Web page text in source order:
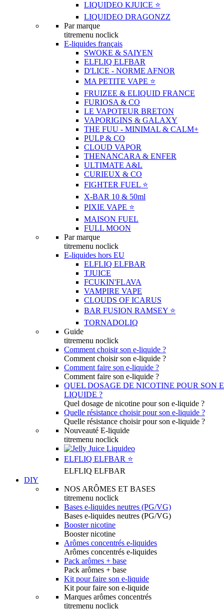
LIQUIDEO KJUICE ⭐️
LIQUIDEO DRAGONZZ
Par marque
titremenu noclick
E-liquides français
SWOKE & SAIYEN
ELFLIQ ELFBAR
D'LICE - NORME AFNOR
MA PETITE VAPE ⭐️
FRUIZEE & ELIQUID FRANCE
FURIOSA & CO
LE VAPOTEUR BRETON
VAPORIGINS & GALAXY
THE FUU - MINIMAL & CALM+
PULP & CO
CLOUD VAPOR
THENANCARA & ENFER
ULTIMATE A&L
CURIEUX & CO
FIGHTER FUEL ⭐️
X-BAR 10 & 50ml
PIXIE VAPE ⭐️
MAISON FUEL
FULL MOON
Par marque
titremenu noclick
E-liquides hors EU
ELFLIQ ELFBAR
TJUICE
FCUKIN'FLAVA
VAMPIRE VAPE
CLOUDS OF ICARUS
BAR FUSION RAMSEY ⭐️
TORNADOLIQ
Guide
titremenu noclick
Comment choisir son e-liquide ?
Comment choisir son e-liquide ?
Comment faire son e-liquide ?
Comment faire son e-liquide ?
QUEL DOSAGE DE NICOTINE POUR SON
LIQUIDE ?
Quel dosage de nicotine pour son e-liquide ?
Quelle résistance choisir pour son e-liquide ?
Quelle résistance choisir pour son e-liquide ?
Nouveauté E-liquide
titremenu noclick
ELFLIQ ELFBAR ⭐️
ELFLIQ ELFBAR
DIY
NOS ARÔMES ET BASES
titremenu noclick
Bases e-liquides neutres (PG/VG)
Bases e-liquides neutres (PG/VG)
Booster nicotine
Booster nicotine
Arômes concentrés e-liquides
Arômes concentrés e-liquides
Pack arômes + base
Pack arômes + base
Kit pour faire son e-liquide
Kit pour faire son e-liquide
Marques arômes concentrés
titremenu noclick